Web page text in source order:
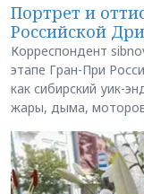
Портрет и
Российской
Корреспондент
этапе Гран-При
как сибирский уик-
жары, дыма, моторов